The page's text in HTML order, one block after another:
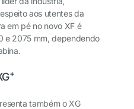
aos utentes da
em pé no novo XF é
e 2075 mm, dependendo
+
também o XG